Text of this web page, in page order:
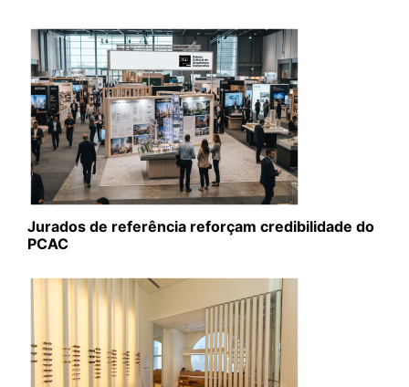
Jurados de referência reforçam credibilidade do
PCAC